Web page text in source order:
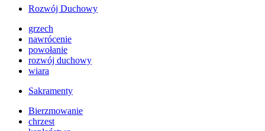
Rozwój Duchowy
grzech
nawrócenie
powołanie
rozwój duchowy
wiara
Sakramenty
Bierzmowanie
chrzest